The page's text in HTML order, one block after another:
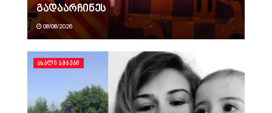
გადაარჩინეს
08/08/2026
ᲐᲮᲐᲚᲘ ᲐᲛᲑᲔᲑᲘ